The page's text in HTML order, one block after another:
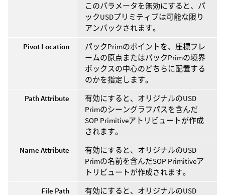
このパラメータを無効にすると、パ
ックUSDプリミティブは可能な限り
アンパックされます。
Pivot Location
パックPrimのポイントを、座標フレ
ームの原点またはパックPrimの境界
ボックスの中心のどちらに配置する
のかを指定します。
Path Attribute
有効にすると、オリジナルのUSD
Primのシーングラフパスを含んだ
SOP Primitiveアトリビュートが作成
されます。
Name Attribute
有効にすると、オリジナルのUSD
Primの名前を含んだSOP Primitiveア
トリビュートが作成されます。
File Path
有効にすると、オリジナルのUSD